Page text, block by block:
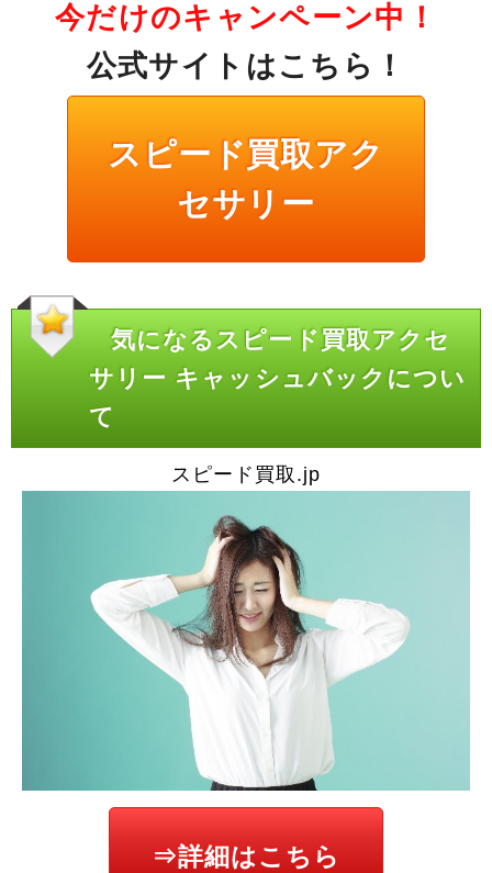
今だけのキャンペーン中！
公式サイトはこちら！
スピード買取アク
セサリー
気になるスピード買取アクセ
サリー キャッシュバックについ
て
スピード買取.jp
⇒詳細はこちら